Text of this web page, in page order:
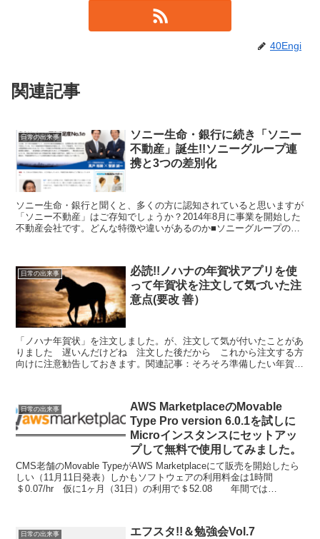
40Engi
関連記事
日常の出来事
ソニー生命・銀行に続き「ソニー
不動産」誕生!!ソニーグループ連
携と3つの差別化
ソニー生命・銀行と聞くと、多くの方に認知されていると思いますが
「ソニー不動産」はご存知でしょうか？2014年8月に事業を開始した
不動産会社です。どんな特徴や違いがあるのか■ソニーグループの連
日常の出来事
必読!!ノハナの年賀状アプリを使
って年賀状を注文して気づいた注
意点(要改 善）
「ノハナ年賀状」を注文しました。が、注文して気が付いたことがあ
りました 遅いんだけどね 注文した後だから これから注文する方
向けに注意勧告しておきます。関連記事：そろそろ準備したい年賀状
日常の出来事
AWS MarketplaceのMovable
Type Pro version 6.0.1を試しに
Microインスタンスにセットアッ
プして無料で使用してみました。
CMS老舗のMovable TypeがAWS Marketplaceにて販売を開始したら
しい（11月11日発表）しかもソフトウェアの利用料金は1時間
＄0.07/hr 仮に1ヶ月（31日）の利用で＄52.08 年間では
日常の出来事 エフスタ!!＆勉強会Vol.7